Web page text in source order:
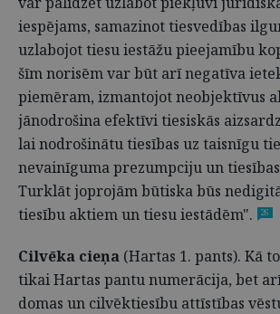
iespējams, samazinot tiesvedības
uzlabojot tiesu iestāžu pieejamību
šīm norisēm var būt arī negatīva
piemēram, izmantojot neobjektīvus
jānodrošina efektīvi tiesiskās
lai nodrošinātu tiesības uz taisnīgu
nevainīguma prezumpciju un
Turklāt joprojām būtiska būs
tiesību aktiem un tiesu iestādēm".
26
Cilvēka cieņa (Hartas 1. pants). Kā
tikai Hartas pantu numerācija, bet
domas un cilvēktiesību attīstības